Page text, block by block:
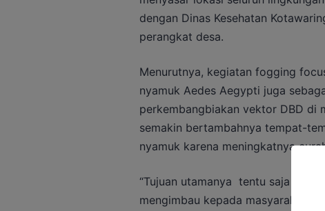
dengan Dinas Kesehatan
perangkat desa.
Menurutnya, kegiatan fogging
nyamuk Aedes Aegypti juga
perkembangbiakan vektor DBD di
semakin bertambahnya tempat-
nyamuk karena meningkatnya
“Tujuan utamanya tentu saja untuk
mengimbau kepada masyarakat